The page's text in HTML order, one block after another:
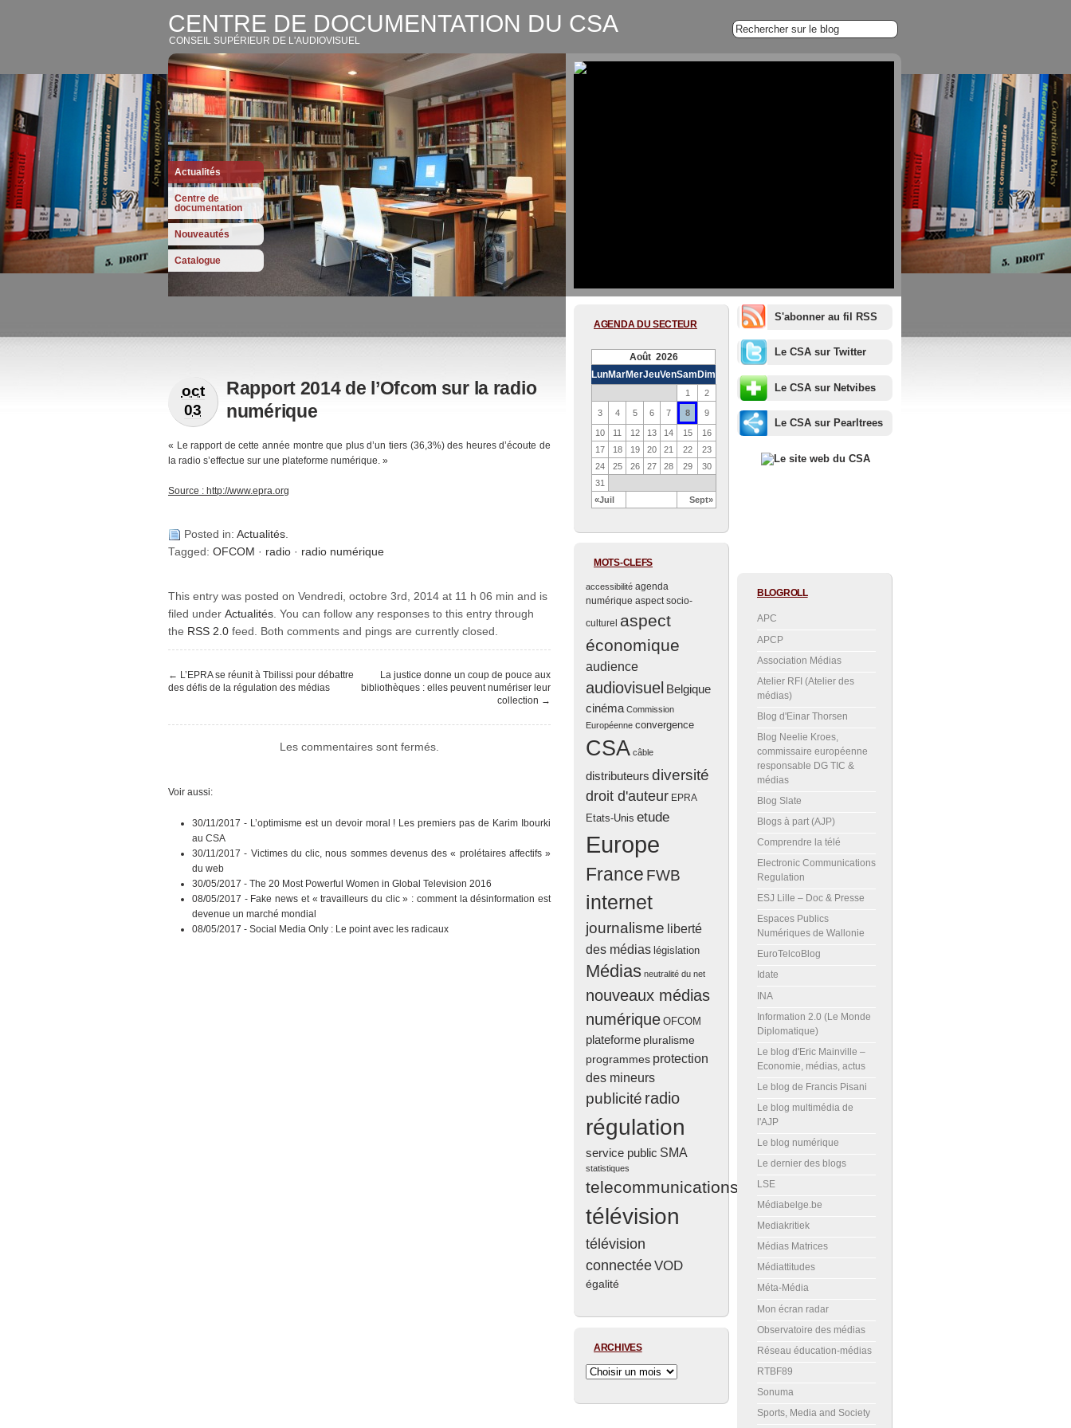
CENTRE DE DOCUMENTATION DU CSA
CONSEIL SUPÉRIEUR DE L'AUDIOVISUEL
Actualités
Centre de
documentation
Nouveautés
Catalogue
oct
03
Rapport 2014 de l’Ofcom sur ​​la radio
numérique
« Le rapport de cette année montre que plus d’un tiers (36,3%) des heures d’écoute de
la radio s’effectue sur une plateforme numérique. »
Source : http://www.epra.org
Posted in: Actualités
Tagged: OFCOM · radio · radio numérique
This entry was posted on Vendredi, octobre 3rd, 2014 at 11 h 06 min and is
filed under Actualités . You can follow any responses to this entry through
the RSS 2.0 feed. Both comments and pings are currently closed.
← L’EPRA se réunit à Tbilissi pour débattre
des défis de la régulation des médias
La justice donne un coup de pouce aux
bibliothèques : elles peuvent numériser leur
collection →
Les commentaires sont fermés.
Voir aussi:
30/11/2017 - L’optimisme est un devoir moral ! Les premiers pas de Karim Ibourki
au CSA
30/11/2017 - Victimes du clic, nous sommes devenus des « prolétaires affectifs »
du web
30/05/2017 - The 20 Most Powerful Women in Global Television 2016
08/05/2017 - Fake news et « travailleurs du clic » : comment la désinformation est
devenue un marché mondial
08/05/2017 - Social Media Only : Le point avec les radicaux
AGENDA DU SECTEUR
Août 2026
LunMarMerJeuVenSam Dim
«Juil Sept»
1 2
3 4 5 6 7 8 9
10 11 12 13 14 15
16
17
18 19 20 21 22
23
24
25 26 27 28 29
30
31
MOTS-CLEFS
accessibilité agenda
numérique aspect socio-
culturel aspect
économique
audience
audiovisuel Belgique
cinéma Commission
Européenne convergence
CSA câble
distributeurs diversité
droit d'auteur EPRA
Etats-Unis etude
Europe
France FWB
internet
journalisme liberté
des médias législation
Médias neutralité du net
nouveaux médias
numérique OFCOM
plateforme pluralisme
programmes protection
des mineurs
publicité radio
régulation
service public SMA
statistiques
telecommunications
télévision
télévision
connectéeVOD
égalité
ARCHIVES
S'abonner au fil RSS
Le CSA sur Twitter
Le CSA sur Netvibes
Le CSA sur Pearltrees
BLOGROLL
APC
APCP
Association Médias
Atelier RFI (Atelier des
médias)
Blog d'Einar Thorsen
Blog Neelie Kroes,
commissaire européenne
responsable DG TIC &
médias
Blog Slate
Blogs à part (AJP)
Comprendre la télé
Electronic Communications
Regulation
ESJ Lille – Doc & Presse
Espaces Publics
Numériques de Wallonie
EuroTelcoBlog
Idate
INA
Information 2.0 (Le Monde
Diplomatique)
Le blog d'Eric Mainville –
Economie, médias, actus
Le blog de Francis Pisani
Le blog multimédia de
l'AJP
Le blog numérique
Le dernier des blogs
LSE
Médiabelge.be
Mediakritiek
Médias Matrices
Médiattitudes
Méta-Média
Mon écran radar
Observatoire des médias
Réseau éducation-médias
RTBF89
Sonuma
Sports, Media and Society